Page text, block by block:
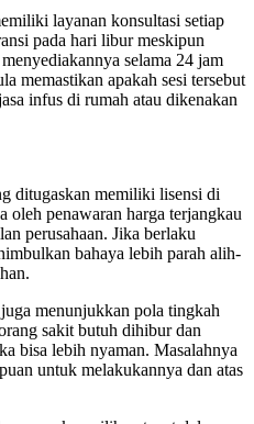
layanan konsultasi setiap
pada hari libur meskipun
selama 24 jam
memastikan apakah sesi tersebut
infus di rumah atau dikenakan
ditugaskan memiliki lisensi di
oleh penawaran harga terjangkau
perusahaan. Jika berlaku
bahaya lebih parah alih-
menunjukkan pola tingkah
sakit butuh dihibur dan
bisa lebih nyaman. Masalahnya
untuk melakukannya dan atas